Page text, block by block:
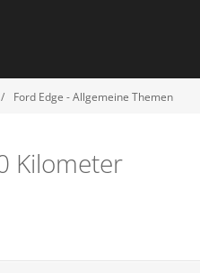
Ford Edge - Allgemeine Themen
Kilometer